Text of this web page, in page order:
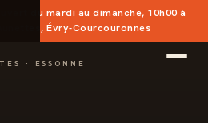
du mardi au dimanche, 10h00 à
Aunettes, Évry-Courcouronnes
· ESSONNE